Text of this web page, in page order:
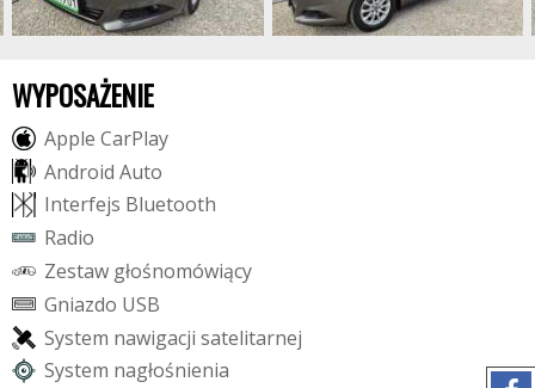
WYPOSAŻENIE
Apple CarPlay
Android Auto
Interfejs Bluetooth
Radio
Zestaw głośnomówiący
Gniazdo USB
System nawigacji satelitarnej
System nagłośnienia